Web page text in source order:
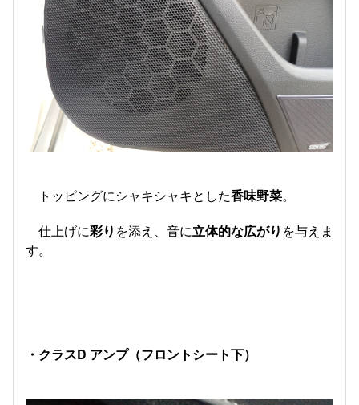
トッピングにシャキシャキとした​香味野菜。
仕上げに彩り を添え、音に立体的な広がり を与えま
す。
・クラスD アンプ（フロントシート下）